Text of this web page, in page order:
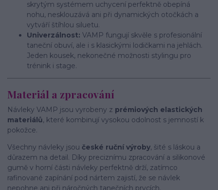
skrytým systémem uchycení perfektně obepíná
nohu, nesklouzává ani při dynamických otočkách a
vytváří štíhlou siluetu.
Univerzálnost: VAMP fungují skvěle s profesionální
taneční obuví, ale i s klasickými lodičkami na jehlách.
Jeden kousek, nekonečné možnosti stylingu pro
trénink i stage.
Materiál a zpracování
Návleky VAMP jsou vyrobeny z prémiových elastických
materiálů, které kombinují vysokou odolnost s jemností k
pokožce.
Všechny návleky jsou české ruční výroby, šité s láskou a
důrazem na detail. Díky preciznímu zpracování a silikonové
gumě v horní části návleky perfektně drží, zatímco
rafinované zapínání pod nártem zajistí, že se návlek
nepohne ani při náročných tanečních prvcích.